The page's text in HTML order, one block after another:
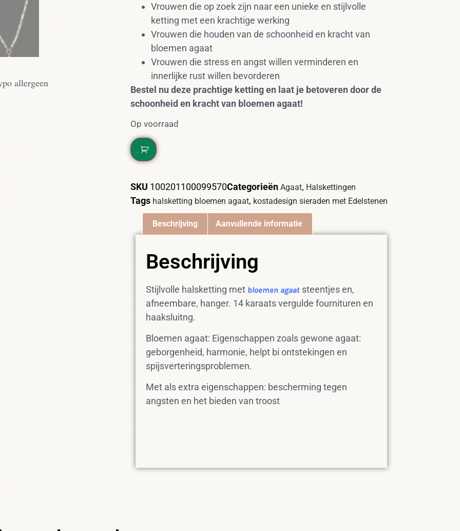
allergeen
Vrouwen die op zoek zijn naar een unieke en stijlvolle
ketting met een krachtige werking
Vrouwen die houden van de schoonheid en kracht van
bloemen agaat
Vrouwen die stress en angst willen verminderen en
innerlijke rust willen bevorderen
Bestel nu deze prachtige ketting en laat je betoveren door de
schoonheid en kracht van bloemen agaat!
Op voorraad
SKU 100201100099570Categorieën Agaat, Halskettingen
Tags halsketting bloemen agaat, kostadesign sieraden met Edelstenen
Beschrijving Aanvullende informatie
Beschrijving
Stijlvolle halsketting met bloemen agaat steentjes en,
afneembare, hanger. 14 karaats vergulde fournituren en
haaksluitng.
Bloemen agaat: Eigenschappen zoals gewone agaat:
geborgenheid, harmonie, helpt bi ontstekingen en
spijsverteringsproblemen.
Met als extra eigenschappen: bescherming tegen
angsten en het bieden van troost